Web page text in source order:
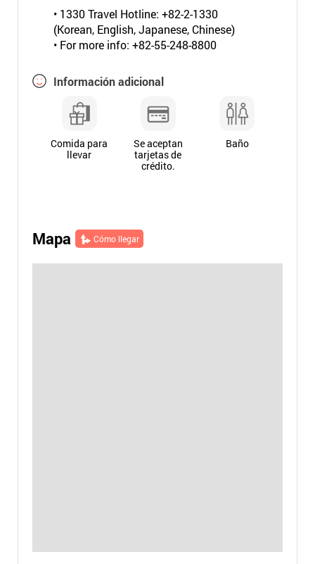
• 1330 Travel Hotline: +82-2-1330
(Korean, English, Japanese, Chinese)
• For more info: +82-55-248-8800
Información adicional
Comida para
llevar
Se aceptan
tarjetas de
crédito.
Baño
Mapa Cómo llegar